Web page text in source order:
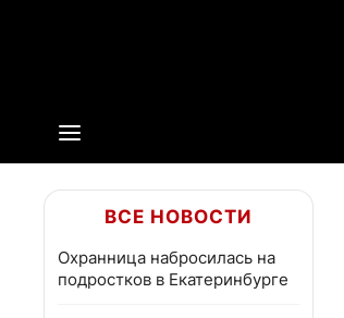
ВСЕ НОВОСТИ
Охранница набросилась на
подростков в Екатеринбурге